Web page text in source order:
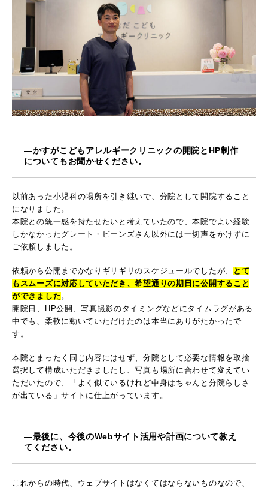
―かすがこどもアレルギークリニックの開院とHP制作
についてもお聞かせください。
以前あった小児科の場所を引き継いで、分院として開院すること
になりました。
本院との統一感を持たせたいと考えていたので、本院でよい経験
しかなかったグレート・ビーンズさん以外には一切声をかけずに
ご依頼しました。
依頼から公開までかなりギリギリのスケジュールでしたが、
とて
もスムーズに対応していただき、希望通りの期日に公開すること
ができました。
開院日、HP公開、写真撮影のタイミングなどにタイムラグがある
中でも、柔軟に動いていただけたのは本当にありがたかったで
す。
本院とまったく同じ内容にはせず、分院として必要な情報を取捨
選択して構成いただきましたし、写真も場所に合わせて変えてい
ただいたので、「よく似ているけれど中身はちゃんと分院らしさ
が出ている」サイトに仕上がっています。
―最後に、今後のWebサイト活用や計画について教え
てください。
これからの時代、ウェブサイトはなくてはならないものなので、